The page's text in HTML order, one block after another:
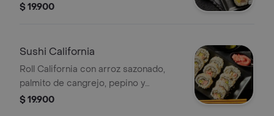
aguacate, queso crema y salmón,
Fresco y lleno de sabor. / PLU
$ 19.900
Sushi California
Roll California con arroz sazonado,
palmito de cangrejo, pepino y
camarón, acompañado de salsa
$ 19.900